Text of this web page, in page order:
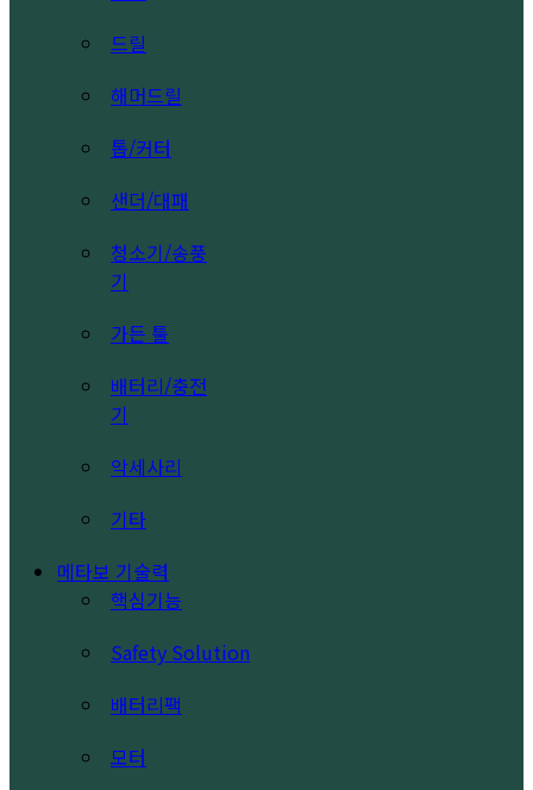
드릴
해머드릴
톱/커터
샌더/대패
청소기/송풍
기
가든 툴
배터리/충전
기
악세사리
기타
메타보 기술력
핵심기능
Safety Solution
배터리팩
모터